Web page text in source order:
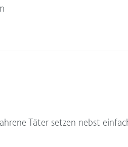
Täter setzen nebst